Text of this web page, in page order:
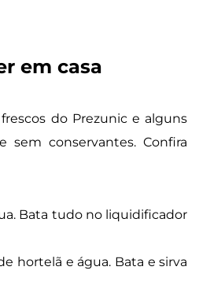
em casa
do Prezunic e alguns
conservantes. Confira
Bata tudo no liquidificador
hortelã e água. Bata e sirva